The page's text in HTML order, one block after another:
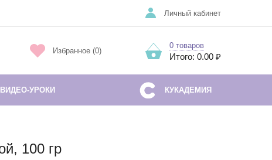
Личный кабинет
Избранное (0)
0 товаров
Итого: 0.00 ₽
ВИДЕО-УРОКИ КУКАДЕМИЯ
100 гр